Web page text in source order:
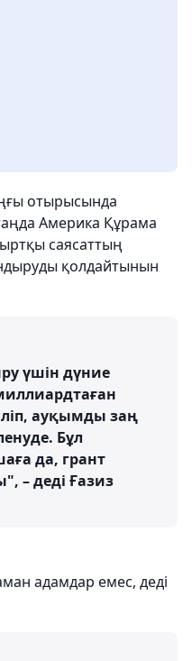
отырысында
Америка Құрама
саясаттың
қолдайтынын
үшін дүние
ауқымды заң
Бұл
да, грант
– деді Ғазиз
адамдар емес, деді